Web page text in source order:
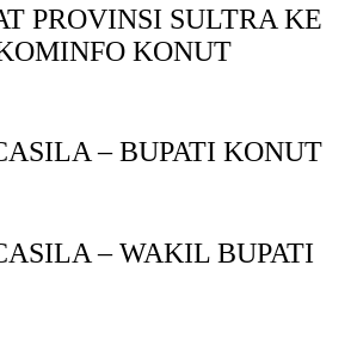
PROVINSI SULTRA KE
KONUT
– BUPATI KONUT
– WAKIL BUPATI